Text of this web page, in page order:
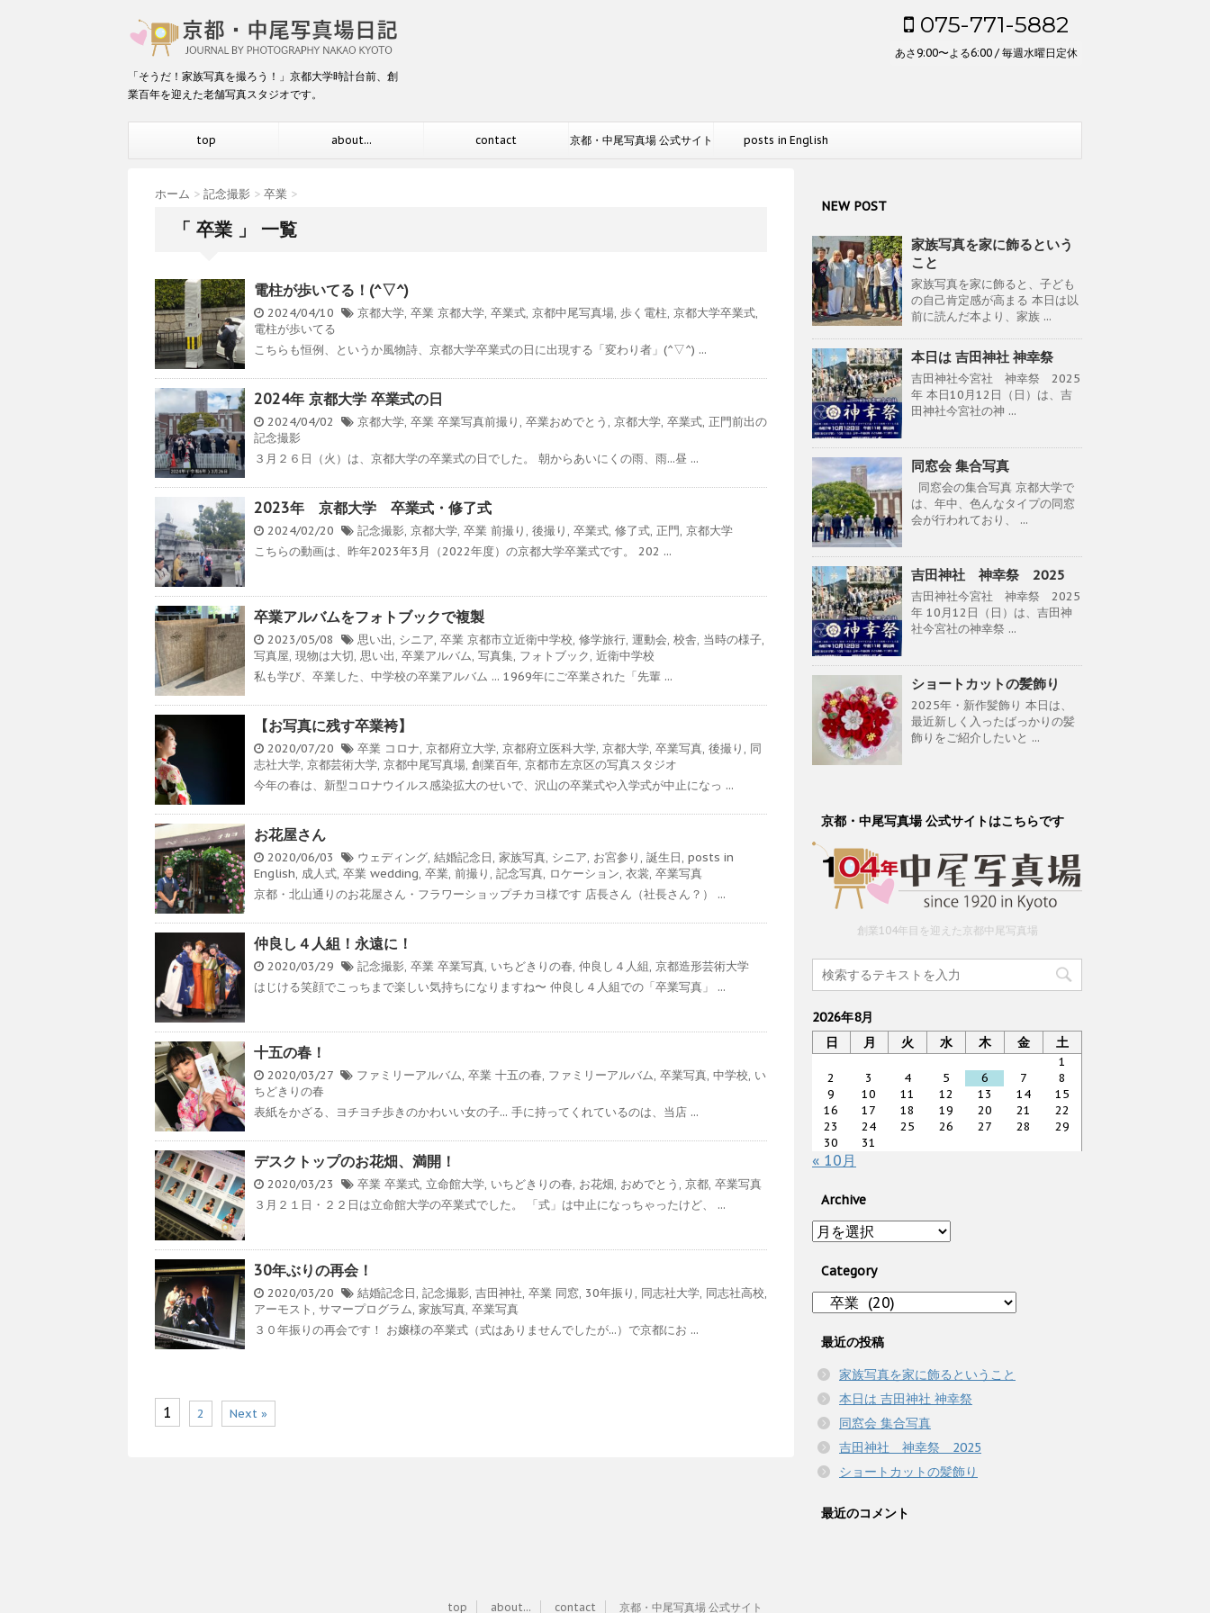
「そうだ！家族写真を撮ろう！」京都大学時計台前、創
業百年を迎えた老舗写真スタジオです。
075-771-5882
あさ9:00〜よる6:00 / 毎週水曜日定休
top about... contact 京都・中尾写真場 公式サイト posts in English
ホーム > 記念撮影 > 卒業 >
「 卒業 」 一覧
電柱が歩いてる！(^▽^)
2024/04/10 京都大学, 卒業 京都大学, 卒業式, 京都中尾写真場, 歩く電柱, 京都大学卒業式,
電柱が歩いてる
こちらも恒例、というか風物詩、京都大学卒業式の日に出現する「変わり者」(^▽^) ...
2024年 京都大学 卒業式の日
2024/04/02 京都大学, 卒業 卒業写真前撮り , 卒業おめでとう , 京都大学, 卒業式, 正門前出の
記念撮影
３月２６日（火）は、京都大学の卒業式の日でした。 朝からあいにくの雨、雨...昼 ...
2023年 京都大学 卒業式・修了式
2024/02/20 記念撮影, 京都大学, 卒業 前撮り , 後撮り , 卒業式, 修了式, 正門, 京都大学
こちらの動画は、昨年2023年3月（2022年度）の京都大学卒業式です。 202 ...
卒業アルバムをフォトブックで複製
2023/05/08 思い出, シニア, 卒業 京都市立近衛中学校, 修学旅行, 運動会, 校舎, 当時の様子,
写真屋, 現物は大切, 思い出, 卒業アルバム, 写真集, フォトブック, 近衛中学校
私も学び、卒業した、中学校の卒業アルバム ... 1969年にご卒業された「先輩 ...
【お写真に残す卒業袴】
2020/07/20 卒業 コロナ, 京都府立大学, 京都府立医科大学, 京都大学, 卒業写真, 後撮り , 同
志社大学, 京都芸術大学, 京都中尾写真場, 創業百年, 京都市左京区の写真スタジオ
今年の春は、新型コロナウイルス感染拡大のせいで、沢山の卒業式や入学式が中止になっ ...
お花屋さん
2020/06/03 ウェディング, 結婚記念日, 家族写真, シニア, お宮参り , 誕生日, posts in
English, 成人式, 卒業 wedding, 卒業, 前撮り , 記念写真, ロケーション, 衣裳, 卒業写真
京都・北山通りのお花屋さん・フラワーショップチカヨ様です 店長さん（社長さん？） ...
仲良し４人組！永遠に！
2020/03/29 記念撮影, 卒業 卒業写真, いちどきりの春, 仲良し４人組, 京都造形芸術大学
はじける笑顔でこっちまで楽しい気持ちになりますね〜 仲良し４人組での「卒業写真」 ...
十五の春！
2020/03/27 ファミリーアルバム, 卒業 十五の春, ファミリーアルバム, 卒業写真, 中学校, い
ちどきりの春
表紙をかざる、ヨチヨチ歩きのかわいい女の子... 手に持ってくれているのは、当店 ...
デスクトップのお花畑、満開！
2020/03/23 卒業 卒業式, 立命館大学, いちどきりの春, お花畑, おめでとう , 京都, 卒業写真
３月２１日・２２日は立命館大学の卒業式でした。 「式」は中止になっちゃったけど、 ...
30年ぶりの再会！
2020/03/20 結婚記念日, 記念撮影, 吉田神社, 卒業 同窓, 30年振り , 同志社大学, 同志社高校,
アーモスト , サマープログラム, 家族写真, 卒業写真
３０年振りの再会です！ お嬢様の卒業式（式はありませんでしたが...）で京都にお ...
1 2 Next »
NEW POST
家族写真を家に飾るという
こと
家族写真を家に飾ると、子ども
の自己肯定感が高まる 本日は以
前に読んだ本より、家族 ...
本日は 吉田神社 神幸祭
吉田神社今宮社 神幸祭 2025
年 本日10月12日（日）は、吉
田神社今宮社の神 ...
同窓会 集合写真
同窓会の集合写真 京都大学で
は、年中、色んなタイプの同窓
会が行われており、 ...
吉田神社 神幸祭 2025
吉田神社今宮社 神幸祭 2025
年 10月12日（日）は、吉田神
社今宮社の神幸祭 ...
ショートカットの髪飾り
2025年・新作髪飾り 本日は、
最近新しく入ったばっかりの髪
飾りをご紹介したいと ...
京都・中尾写真場 公式サイトはこちらです
創業104年目を迎えた京都中尾写真場
2026年8月
日
月 火 水 木 金 土
1
2
3 4 5 6 7
8
9
10 11 12 13 14
15
16
17 18 19 20 21
22
23
24 25 26 27 28
29
30
31
« 10月
Archive
Archive
Category
Category
最近の投稿
家族写真を家に飾るということ
本日は 吉田神社 神幸祭
同窓会 集合写真
吉田神社 神幸祭 2025
ショートカットの髪飾り
最近のコメント
top about... contact 京都・中尾写真場 公式サイト